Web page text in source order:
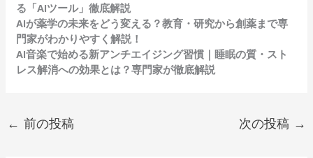
る「AIツール」徹底解説
AIが薬学の未来をどう変える？教育・研究から創薬まで専
門家がわかりやすく解説！
AI音楽で始める新アンチエイジング習慣｜睡眠の質・スト
レス解消への効果とは？専門家が徹底解説
← 前の投稿 次の投稿 →